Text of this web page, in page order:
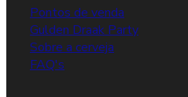
Pontos de venda
Gulden Draak Party
Sobre a cerveja
FAQ's